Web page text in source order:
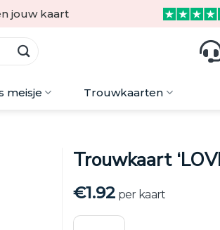
jouw kaart
meisje Trouwkaarten
Trouwkaart
€1.92 per kaart
Trouwkaart 'LOVE' aantal